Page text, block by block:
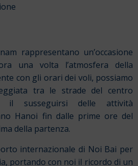
rappresentano un’occasione
una volta l’atmosfera della
con gli orari dei voli, possiamo
tra le strade del centro
il susseguirsi delle attività
Hanoi fin dalle prime ore del
della partenza.
internazionale di Noi Bai per
portando con noi il ricordo di un